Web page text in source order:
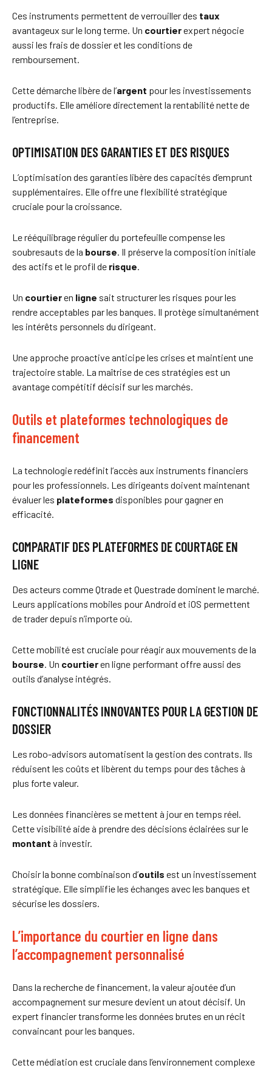
Ces instruments permettent de verrouiller des taux
avantageux sur le long terme. Un courtierexpert négocie
aussi les frais de dossier et les conditions de
remboursement.
Cette démarche libère de l’argent pour les investissements
productifs. Elle améliore directement la rentabilité nette de
l’entreprise.
OPTIMISATION DES GARANTIES ET DES RISQUES
L’optimisation des garanties libère des capacités d’emprunt
supplémentaires. Elle offre une flexibilité stratégique
cruciale pour la croissance.
Le rééquilibrage régulier du portefeuille compense les
soubresauts de la bourse. Il préserve la composition initiale
des actifs et le profil de risque.
Un courtieren ligne sait structurer les risques pour les
rendre acceptables par les banques. Il protège simultanément
les intérêts personnels du dirigeant.
Une approche proactive anticipe les crises et maintient une
trajectoire stable. La maîtrise de ces stratégies est un
avantage compétitif décisif sur les marchés.
Outils et plateformes technologiques de
financement
La technologie redéfinit l’accès aux instruments financiers
pour les professionnels. Les dirigeants doivent maintenant
évaluer les plateformes disponibles pour gagner en
efficacité.
COMPARATIF DES PLATEFORMES DE COURTAGE EN
LIGNE
Des acteurs comme Qtrade et Questrade dominent le marché.
Leurs applications mobiles pour Android et iOS permettent
de trader depuis n’importe où.
Cette mobilité est cruciale pour réagir aux mouvements de la
bourse. Un courtieren ligne performant offre aussi des
outils d’analyse intégrés.
FONCTIONNALITÉS INNOVANTES POUR LA GESTION DE
DOSSIER
Les robo-advisors automatisent la gestion des contrats. Ils
réduisent les coûts et libèrent du temps pour des tâches à
plus forte valeur.
Les données financières se mettent à jour en temps réel.
Cette visibilité aide à prendre des décisions éclairées sur le
montant à investir.
Choisir la bonne combinaison d’outils est un investissement
stratégique. Elle simplifie les échanges avec les banques et
sécurise les dossiers.
L’importance du courtier en ligne dans
l’accompagnement personnalisé
Dans la recherche de financement, la valeur ajoutée d’un
accompagnement sur mesure devient un atout décisif. Un
expert financier transforme les données brutes en un récit
convaincant pour les banques.
Cette médiation est cruciale dans l’environnement complexe